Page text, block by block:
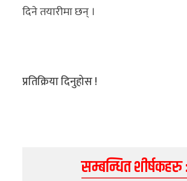
ग्यालरी
दिने तयारीमा छन् ।
प्रतिक्रिया दिनुहोस !
सम्बन्धित शीर्षकहरु